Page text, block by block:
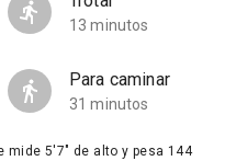
13 minutos
Para caminar
31 minutos
mide 5'7" de alto y pesa 144